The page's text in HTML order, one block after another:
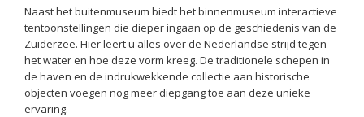
Naast het buitenmuseum biedt het binnenmuseum interactieve
tentoonstellingen die dieper ingaan op de geschiedenis van de
Zuiderzee. Hier leert u alles over de Nederlandse strijd tegen
het water en hoe deze vorm kreeg. De traditionele schepen in
de haven en de indrukwekkende collectie aan historische
objecten voegen nog meer diepgang toe aan deze unieke
ervaring.